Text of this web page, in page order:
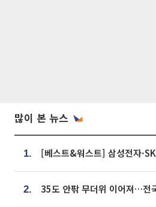
많이 본 뉴스
1.
2.